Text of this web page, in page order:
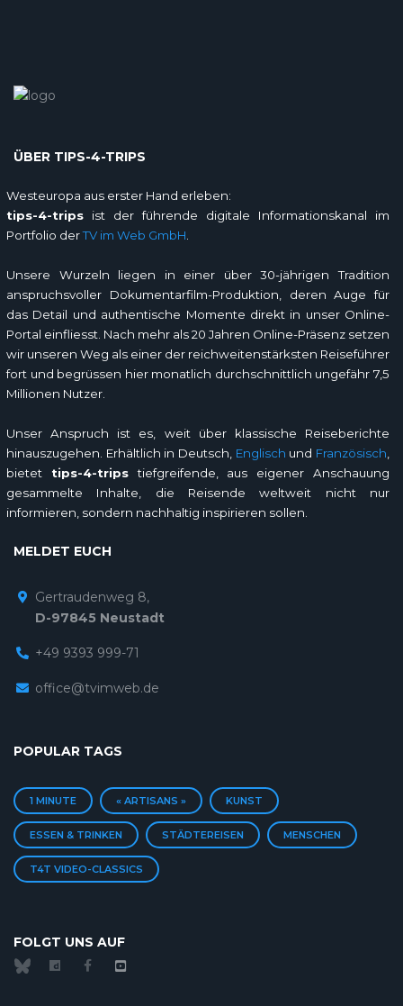
ÜBER TIPS-4-TRIPS
Westeuropa aus erster Hand erleben:
tips-4-trips ist der führende digitale Informationskanal im
Portfolio derTV im Web GmbH
Unsere Wurzeln liegen in einer über 30-jährigen Tradition
anspruchsvoller Dokumentarfilm-Produktion, deren Auge für
das Detail und authentische Momente direkt in unser Online-
Portal einfliesst. Nach mehr als 20 Jahren Online-Präsenz setzen
wir unseren Weg als einer der reichweitenstärksten Reiseführer
fort und begrüssen hier monatlich durchschnittlich ungefähr 7,5
Millionen Nutzer.
Unser Anspruch ist es, weit über klassische Reiseberichte
hinauszugehen. Erhältlich in Deutsch, Englisch und Französisch
bietet tips-4-tripstiefgreifende, aus eigener Anschauung
gesammelte Inhalte, die Reisende weltweit nicht nur
informieren, sondern nachhaltig inspirieren sollen.
MELDET EUCH
Gertraudenweg 8,
D-97845 Neustadt
+49 9393 999-71
office@tvimweb.de
POPULAR TAGS
1 MINUTE « ARTISANS » KUNST
ESSEN & TRINKEN STÄDTEREISEN MENSCHEN
T4T VIDEO-CLASSICS
FOLGT UNS AUF